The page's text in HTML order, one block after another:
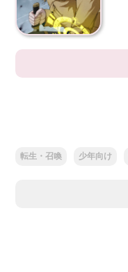
転生・召喚 少年向け